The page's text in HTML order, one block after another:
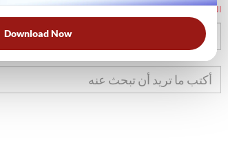
Download Now
الرئيسية